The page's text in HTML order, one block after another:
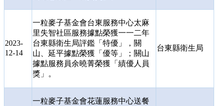
2023-
12-14
一粒麥子基金會台東服務中心太麻
里失智社區服務據點榮獲一一二年
台東縣衛生局評鑑「特優」，關
山、延平據點榮獲「優等」；關山
據點服務員余曉菁榮獲「績優人員
獎」。
台東縣衛生局
一粒麥子基金會花蓮服務中心送餐